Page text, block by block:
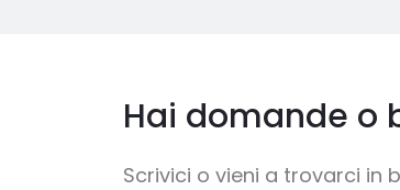
Hai domande o
Scrivici o vieni a trovarci in